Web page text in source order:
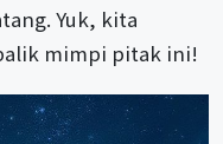
Yuk, kita
mimpi pitak ini!